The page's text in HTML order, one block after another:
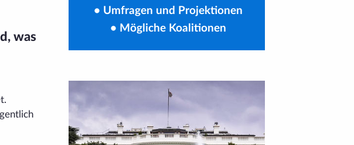
was
• Umfragen und Projektionen
• Mögliche Koalitionen